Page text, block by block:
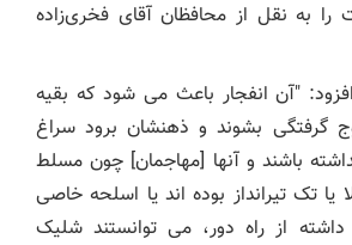
به نقل از محافظان آقای فخری‌زاده
"آن انفجار باعث می شود که بقیه
گرفتگی بشوند و ذهنشان برود سراغ
باشند و آنها [مهاجمان] چون مسلط
یا تک تیرانداز بوده اند یا اسلحه خاصی
از راه دور، می توانستند شلیک